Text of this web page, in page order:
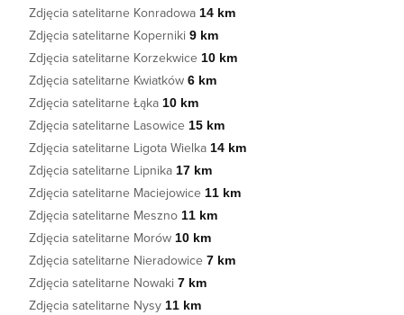
Zdjęcia satelitarne Konradowa 14 km
Zdjęcia satelitarne Koperniki 9 km
Zdjęcia satelitarne Korzekwice 10 km
Zdjęcia satelitarne Kwiatków 6 km
Zdjęcia satelitarne Łąka 10 km
Zdjęcia satelitarne Lasowice 15 km
Zdjęcia satelitarne Ligota Wielka 14 km
Zdjęcia satelitarne Lipnika 17 km
Zdjęcia satelitarne Maciejowice 11 km
Zdjęcia satelitarne Meszno 11 km
Zdjęcia satelitarne Morów 10 km
Zdjęcia satelitarne Nieradowice 7 km
Zdjęcia satelitarne Nowaki 7 km
Zdjęcia satelitarne Nysy 11 km